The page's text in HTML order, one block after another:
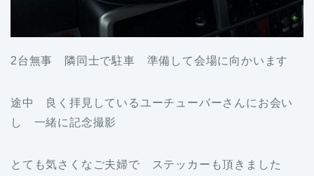
2台無事 隣同士で駐車 準備して会場に向かいます
途中 良く拝見しているユーチューバーさんにお会い
し 一緒に記念撮影
とても気さくなご夫婦で ステッカーも頂きました